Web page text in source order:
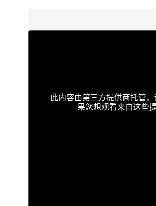
此内容由第三方提供商托管
果您想观看来自这些